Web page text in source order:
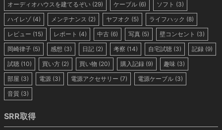
オーディオハウスを建てるぞい (29) ケーブル (6) ソフト (3)
ハイレゾ (4) メンテナンス (2) ヤフオク (5) ライフハック (8)
レビュー (15) レポート (4) 中古 (6) 写真 (5) 壁コンセント (3)
岡崎律子 (5) 感想 (3) 日記 (2) 考察 (14) 自宅試聴 (3) 記録 (9)
試聴 (10) 買い方 (2) 買い物 (20) 購入記録 (9) 趣味 (3)
部屋 (3) 電源 (3) 電源アクセサリー (7) 電源ケーブル (3)
音質 (3)
SRR取得